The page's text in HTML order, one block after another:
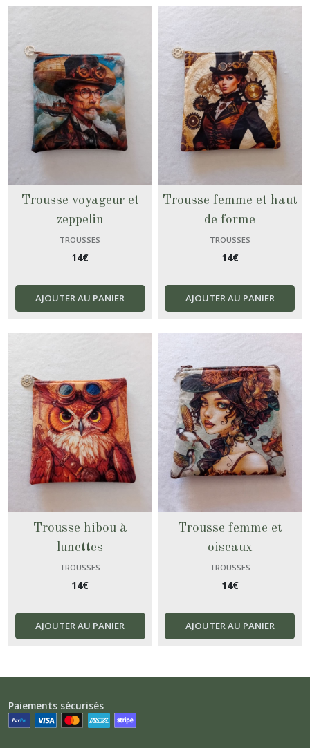
Trousse voyageur et
zeppelin
TROUSSES
14€
AJOUTER AU PANIER
Trousse femme et haut
de forme
TROUSSES
14€
AJOUTER AU PANIER
Trousse hibou à
lunettes
TROUSSES
14€
AJOUTER AU PANIER
Trousse femme et
oiseaux
TROUSSES
14€
AJOUTER AU PANIER
Paiements sécurisés